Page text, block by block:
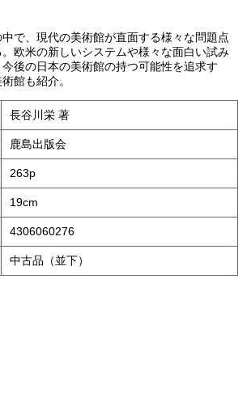
で、現代の美術館が直面する様々な問題点
欧米の新しいシステムや様々な面白い試み
後の日本の美術館の持つ可能性を追求す
館も紹介。
長谷川栄 著
鹿島出版会
263p
19cm
4306060276
中古品（並下）